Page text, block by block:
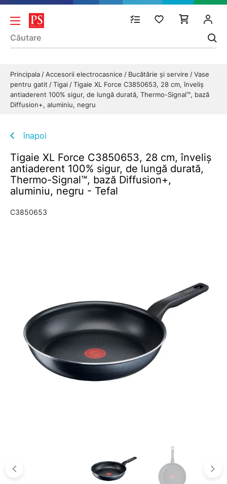
Principala Accesorii electrocasnice Bucătărie și servire
Vase
pentru gatit
Tigai
Tigaie XL Force C3850653, 28 cm, înveliș
antiaderent 100% sigur, de lungă durată, Thermo-Signal™, bază
Diffusion+, aluminiu, negru
înapoi
Tigaie XL Force C3850653, 28 cm, înveliș
antiaderent 100% sigur, de lungă durată,
Thermo-Signal™, bază Diffusion+,
aluminiu, negru - Tefal
C3850653